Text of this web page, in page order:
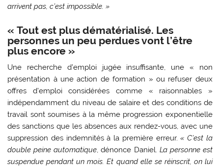
arrivent pas, c’est impossible. »
« Tout est plus dématérialisé. Les
personnes un peu perdues vont l’être
plus encore »
Une recherche d’emploi jugée insuffisante, une « non
présentation à une action de formation » ou refuser deux
offres d’emploi considérées comme « raisonnables »
indépendamment du niveau de salaire et des conditions de
travail sont soumises à la même progression exponentielle
des sanctions que les absences aux rendez-vous, avec une
suppression des indemnités à la première erreur.« C’est la
double peine automatique, dénonce Daniel. La personne est
suspendue pendant un mois. Et quand elle se réinscrit, on lui